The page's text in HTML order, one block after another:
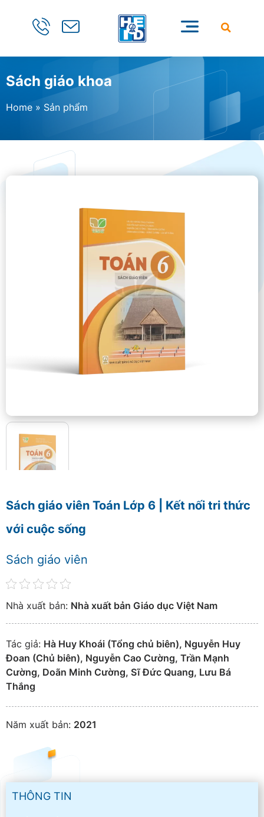
Sách giáo khoa
Home » Sản phẩm
Sách giáo viên Toán Lớp 6 | Kết nối tri thức
với cuộc sống
Sách giáo viên
Nhà xuất bản: Nhà xuất bản Giáo dục Việt Nam
Tác giả: Hà Huy Khoái (Tổng chủ biên), Nguyễn Huy
Đoan (Chủ biên), Nguyễn Cao Cường, Trần Mạnh
Cường, Doãn Minh Cường, Sĩ Đức Quang, Lưu Bá
Thắng
Năm xuất bản: 2021
THÔNG TIN